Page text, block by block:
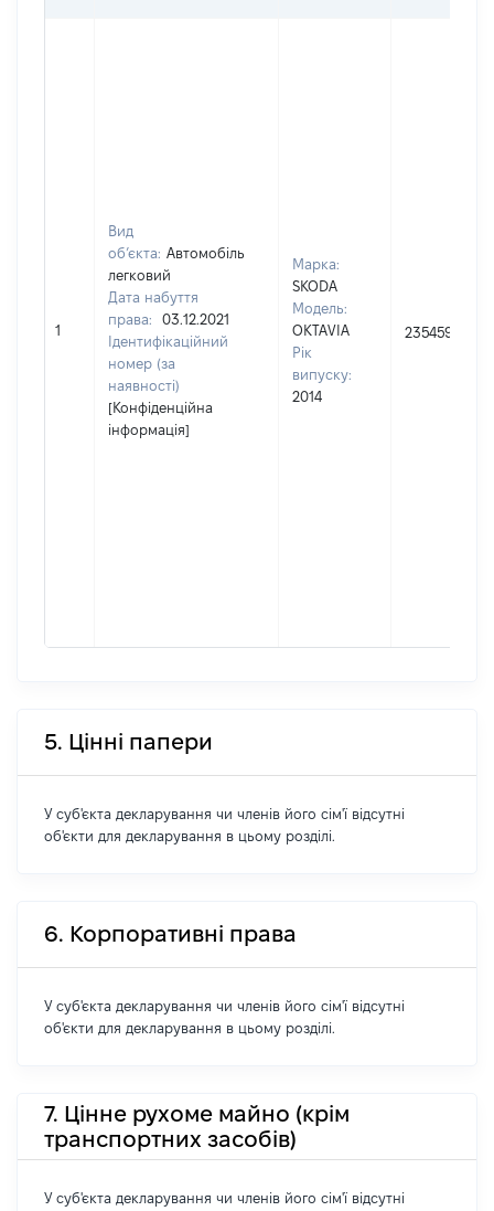
1
Вид
об’єкта: Автомобіль
легковий
Дата набуття
права:
03.12.2021
Ідентифікаційний
номер (за
наявності)
[Конфіденційна
інформація]
Марка:
SKODA
Модель:
OKTAVIA
Рік
випуску:
2014
235459
5. Цінні папери
У суб'єкта декларування чи членів його сім'ї відсутні
об'єкти для декларування в цьому розділі.
6. Корпоративні права
У суб'єкта декларування чи членів його сім'ї відсутні
об'єкти для декларування в цьому розділі.
7. Цінне рухоме майно (крім
транспортних засобів)
У суб'єкта декларування чи членів його сім'ї відсутні